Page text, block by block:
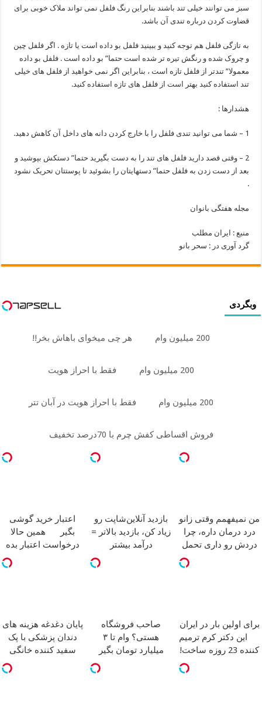
سبز می توانند خیلی تند باشند بنابراین رنگ فلفل نمی تواند ملاک خوبی برای
قضاوت کردن درباره تندی آن باشد.
به تازگی فلفل هم توجه کنید و ببینید فلفل بو داده است یا تازه . اگر فلفل چین
و چروک شده و رنگش تیره تر شده است حتما” بو داده است . فلفل بو داده
معمولا” تندتر از فلفل تازه است ، بنابراین اگر نمی خواهید از فلفل های خیلی
تند استفاده کنید بهتر است از فلفل های تازه استفاده کنید.
هشدارها :
1 – شما می توانید تندی فلفل را با خارج کردن دانه های داخل آن کاهش دهید.
2 – وقتی قصد دارید فلفل های تند را به دست بگیرید حتما” دستکش بپوشید و
بعد از دست زدن به فلفل حتما” دستهایتان را بشوئید تا پوستتان تحریک نشود
.
مجله هفتگی بانوان
منبع : ایران مطلب
گرد آوری در : سحر بانو
وبگردی
200 میلیون وام هر چی میخوای باهاش بخر!!
200 میلیون وام فقط با احراز هویت
200 میلیون وام فقط با احراز هویت در آبان تتر
فروش اقساطی کفش چرم با 70درصد تخفیف
من نمیفهمم وقتی زانو
درد درمان داره، چرا
دردش رو داری تحمل
بازدید آنلاین‌شاپت رو
زیاد کن، بازدید بالاتر =
درآمد بیشتر
اعتبار خرید گوشی
بگیر
همین حالا
درخواست اعتبار بده
برای اولین بار در ایران
این دکتر کرم ترمیم
کننده 23 روزه ساخت!
صاحب فروشگاه
هستی؟ وام تا ۳
میلیارد تومان بگیر
پایان دغدغه هزینه های
دندان پزشکی با پک
سفید کننده خانگی